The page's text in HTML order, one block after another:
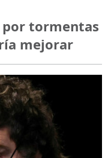
por tormentas
mejorar